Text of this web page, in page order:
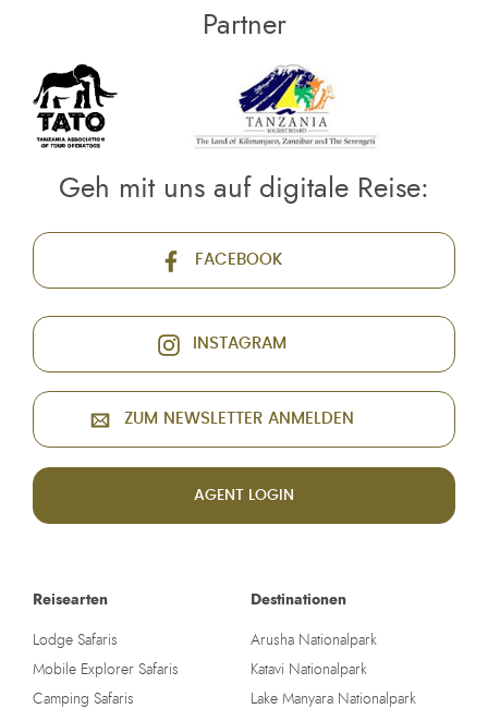
Reisearten
Lodge Safaris
Mobile Explorer Safaris
Camping Safaris
Destinationen
Arusha Nationalpark
Katavi Nationalpark
Lake Manyara Nationalpark
Partner
Geh mit uns auf digitale Reise:
FACEBOOK
INSTAGRAM
ZUM NEWSLETTER ANMELDEN
AGENT LOGIN